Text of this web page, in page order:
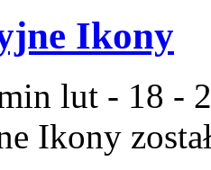
Ikony
lut - 18 -
Ikony